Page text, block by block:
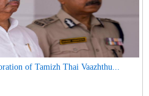
of Tamizh Thai Vaazhthu...